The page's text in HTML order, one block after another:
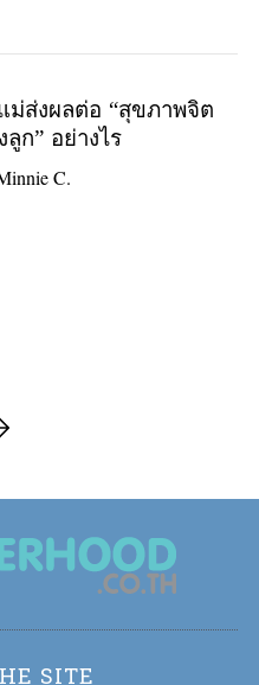
ม่ส่งผลต่อ “สุขภาพจิต
ก” อย่างไร
C.
SITE